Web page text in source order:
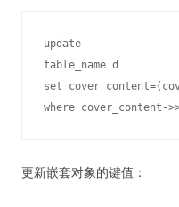
update
table_name d
set
更新嵌套对象的键值：